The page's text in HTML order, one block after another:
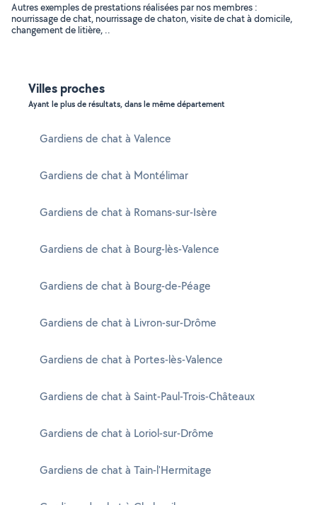
Autres exemples de prestations réalisées par nos membres :
nourrissage de chat, nourrissage de chaton, visite de chat à domicile,
changement de litière, ..
Villes proches
Ayant le plus de résultats, dans le même département
Gardiens de chat à Valence
Gardiens de chat à Montélimar
Gardiens de chat à Romans-sur-Isère
Gardiens de chat à Bourg-lès-Valence
Gardiens de chat à Bourg-de-Péage
Gardiens de chat à Livron-sur-Drôme
Gardiens de chat à Portes-lès-Valence
Gardiens de chat à Saint-Paul-Trois-Châteaux
Gardiens de chat à Loriol-sur-Drôme
Gardiens de chat à Tain-l'Hermitage